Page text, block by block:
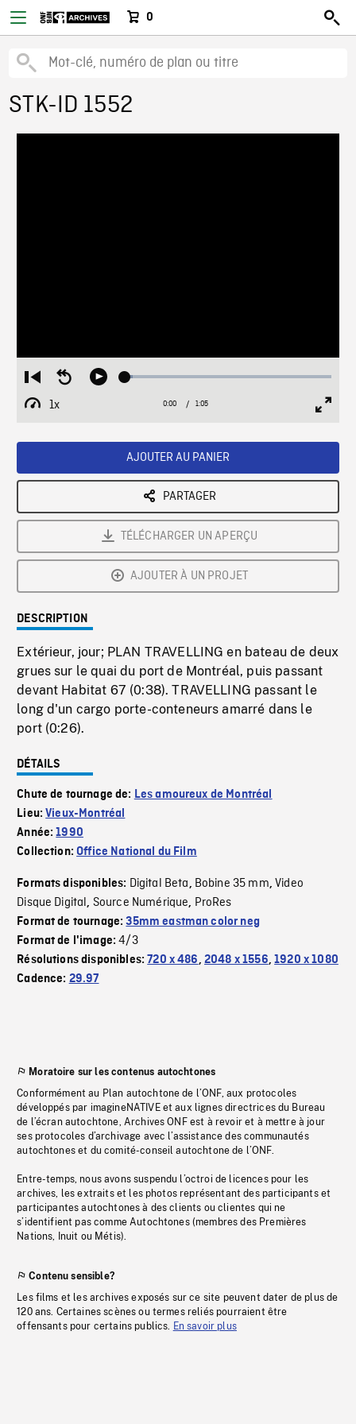
0
STK-ID 1552
Restart
from
beginning
Seek
Play Loaded:
1x
Playback
Current
0:00 / Duration
1:05
AJOUTER AU PANIER
PARTAGER
TÉLÉCHARGER UN APERÇU
AJOUTER À UN PROJET
DESCRIPTION
Extérieur, jour; PLAN TRAVELLING en bateau de deux
grues sur le quai du port de Montréal, puis passant
devant Habitat 67 (0:38). TRAVELLING passant le
long d'un cargo porte-conteneurs amarré dans le
port (0:26).
DÉTAILS
Chute de tournage de: Les amoureux de Montréal
Lieu:Vieux-Montréal
Année:1990
Collection:Office National du Film
Formats disponibles: Digital Beta, Bobine 35 mm,Video
Disque Digital, Source Numérique, ProRes
Format de tournage:35mm eastman color neg
Format de l'image:4/3
Résolutions disponibles:720 x 486, 2048 x 1556,1920 x 1080
Cadence: 29.97
Moratoire sur les contenus autochtones
Conformément au Plan autochtone de l’ONF, aux protocoles
développés par imagineNATIVE et aux lignes directrices du Bureau
de l’écran autochtone, Archives ONF est à revoir et à mettre à jour
ses protocoles d’archivage avec l’assistance des communautés
autochtones et du comité-conseil autochtone de l’ONF.
Entre-temps, nous avons suspendu l’octroi de licences pour les
archives, les extraits et les photos représentant des participants et
participantes autochtones à des clients ou clientes qui ne
s’identifient pas comme Autochtones (membres des Premières
Nations, Inuit ou Métis).
Contenu sensible?
Les films et les archives exposés sur ce site peuvent dater de plus de
120 ans. Certaines scènes ou termes reliés pourraient être
offensants pour certains publics. En savoir plus